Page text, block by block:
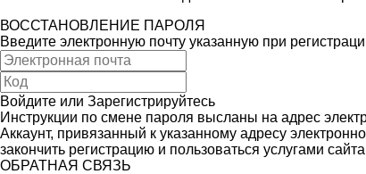
ВОССТАНОВЛЕНИЕ ПАРОЛЯ
Введите электронную почту указанную при
Войдите или Зарегистрируйтесь
Инструкции по смене пароля высланы на адрес
Аккаунт, привязанный к указанному адресу
закончить регистрацию и пользоваться услугами
ОБРАТНАЯ СВЯЗЬ